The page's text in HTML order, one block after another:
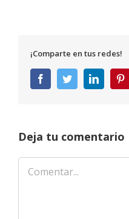
¡Comparte en tus redes!
FacebookTwitterLinkedIn
Deja tu comentario
Comentar